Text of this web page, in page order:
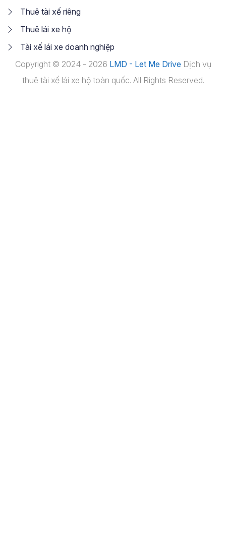
Thuê tài xế riêng
Thuê lái xe hộ
Tài xế lái xe doanh nghiệp
Copyright © 2024 - 2026 LMD - Let Me Drive Dịch vụ
thuê tài xế lái xe hộ toàn quốc. All Rights Reserved.